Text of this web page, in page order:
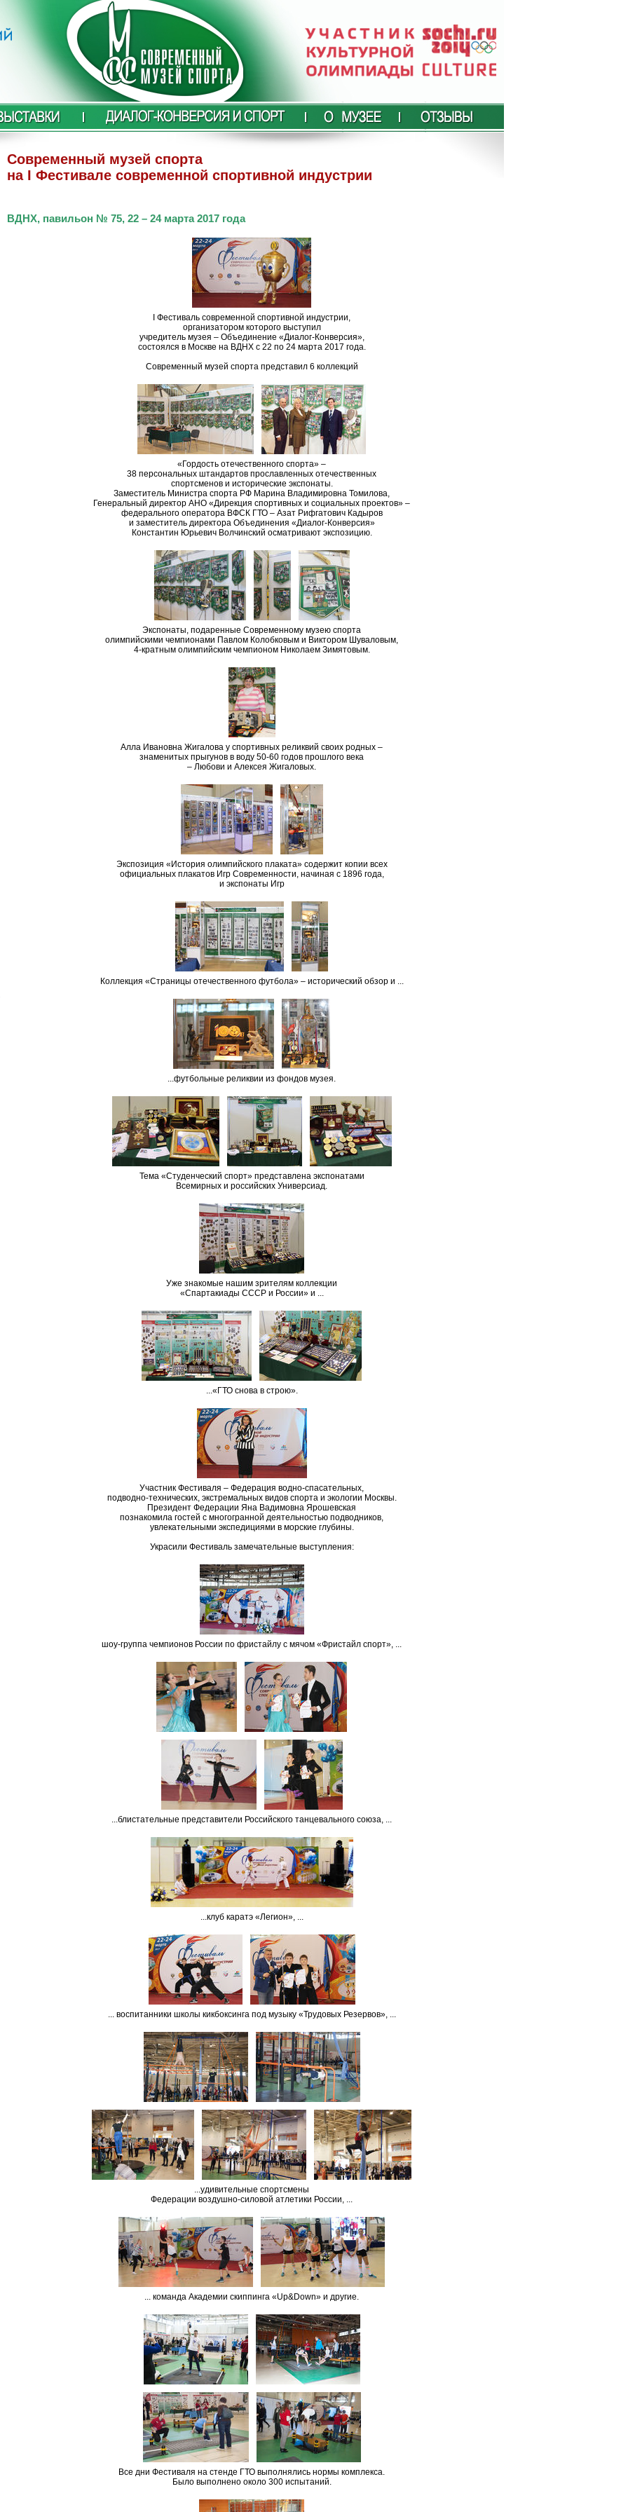
Современный музей спорта
на I Фестивале современной спортивной индустрии
ВДНХ, павильон № 75, 22 – 24 марта 2017 года
I Фестиваль современной спортивной индустрии,
организатором которого выступил
учредитель музея – Объединение «Диалог-Конверсия»,
состоялся в Москве на ВДНХ с 22 по 24 марта 2017 года.
Современный музей спорта представил 6 коллекций
«Гордость отечественного спорта» –
38 персональных штандартов прославленных отечественных
спортсменов и исторические экспонаты.
Заместитель Министра спорта РФ Марина Владимировна Томилова,
Генеральный директор АНО «Дирекция спортивных и социальных проектов» –
федерального оператора ВФСК ГТО – Азат Рифгатович Кадыров
и заместитель директора Объединения «Диалог-Конверсия»
Константин Юрьевич Волчинский осматривают экспозицию.
Экспонаты, подаренные Современному музею спорта
олимпийскими чемпионами Павлом Колобковым и Виктором Шуваловым,
4-кратным олимпийским чемпионом Николаем Зимятовым.
Алла Ивановна Жигалова у спортивных реликвий своих родных –
знаменитых прыгунов в воду 50-60 годов прошлого века
– Любови и Алексея Жигаловых.
Экспозиция «История олимпийского плаката» содержит копии всех
официальных плакатов Игр Современности, начиная с 1896 года,
и экспонаты Игр
Коллекция «Страницы отечественного футбола» – исторический обзор и ...
...футбольные реликвии из фондов музея.
Тема «Студенческий спорт» представлена экспонатами
Всемирных и российских Универсиад.
Уже знакомые нашим зрителям коллекции
«Спартакиады СССР и России» и ...
...«ГТО снова в строю».
Участник Фестиваля – Федерация водно-спасательных,
подводно-технических, экстремальных видов спорта и экологии Москвы.
Президент Федерации Яна Вадимовна Ярошевская
познакомила гостей с многогранной деятельностью подводников,
увлекательными экспедициями в морские глубины.
Украсили Фестиваль замечательные выступления:
шоу-группа чемпионов России по фристайлу с мячом «Фристайл спорт», ...
...блистательные представители Российского танцевального союза, ...
...клуб каратэ «Легион», ...
... воспитанники школы кикбоксинга под музыку «Трудовых Резервов», ...
...удивительные спортсмены
Федерации воздушно-силовой атлетики России, ...
... команда Академии скиппинга «Up&Down» и другие.
Все дни Фестиваля на стенде ГТО выполнялись нормы комплекса.
Было выполнено около 300 испытаний.